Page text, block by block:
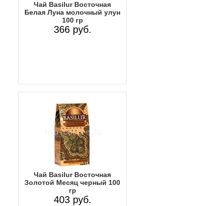
Чай Basilur Восточная
Белая Луна молочный улун
100 гр
366 руб.
Чай Basilur Восточная
Золотой Месяц черный 100
гр
403 руб.